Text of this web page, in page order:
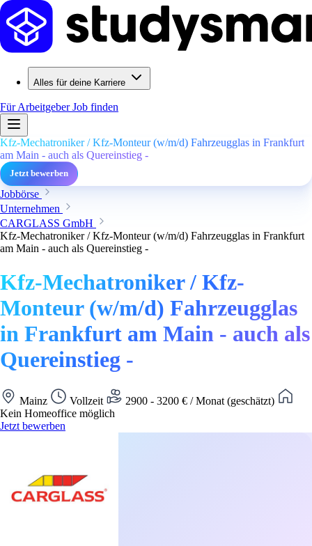
Alles für deine Karriere
Für ArbeitgeberJob finden
Kfz-Mechatroniker / Kfz-Monteur (w/m/d) Fahrzeugglas in Frankfurt
am Main - auch als Quereinstieg -
Jetzt bewerben
Jobbörse
Unternehmen
CARGLASS GmbH
Kfz-Mechatroniker / Kfz-Monteur (w/m/d) Fahrzeugglas in Frankfurt
am Main - auch als Quereinstieg -
Kfz-Mechatroniker / Kfz-
Monteur (w/m/d) Fahrzeugglas
in Frankfurt am Main - auch als
Quereinstieg -
Mainz Vollzeit
2900 - 3200 € / Monat (geschätzt)
Kein Homeoffice möglich
Jetzt bewerben